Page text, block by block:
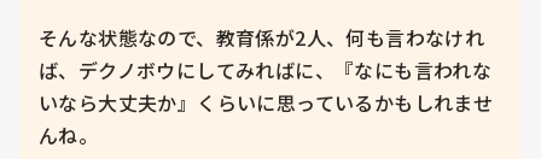
そんな状態なので、教育係が2人、何も言わなけれ
ば、デクノボウにしてみればに、『なにも言われな
いなら大丈夫か』くらいに思っているかもしれませ
んね。